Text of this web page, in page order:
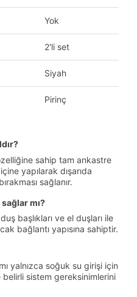
Yok
2'li set
Siyah
Pirinç
sahip tam ankastre
yapılarak dışarıda
sağlanır.
mı?
başlıkları ve el duşları ile
bağlantı yapısına sahiptir.
yalnızca soğuk su girişi için
sistem gereksinimlerini